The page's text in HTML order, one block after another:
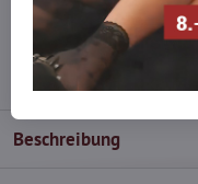
wieder auf!
info​@everlady​.eu
Beschreibung